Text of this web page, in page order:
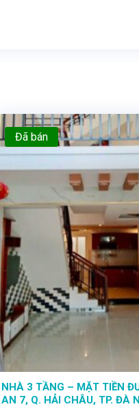
Đã bán
NHÀ 3 TẦNG – MẶT TIỀN
AN 7, Q. HẢI CHÂU, TP. ĐÀ